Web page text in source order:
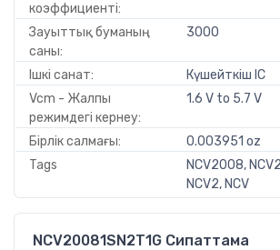
коэффициенті:
Зауыттық буманың
саны:
3000
Ішкі санат:
Күшейткіш IC
Vcm - Жалпы
режимдегі кернеу:
1.6 V to 5.7 V
Бірлік салмағы:
0.003951 oz
Tags
NCV2008,
NCV2, NCV
NCV20081SN2T1G Сипаттама